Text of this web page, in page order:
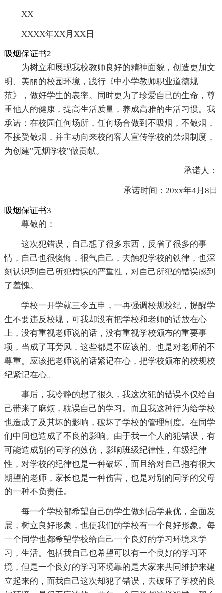
XX
XXXX年XX月XX日
吸烟保证书2
为树立和展现我校教师良好的精神面貌，创造更加文
明、美丽的校园环境，践行《中小学教师职业道德规
范》，做好学生的表率。同时更为了珍爱自已的生命，尊
重他人的健康，提高生活质量，养成高雅的生活习惯。我
承诺：在校园任何场所，任何场合做到不吸烟，不敬烟，
不接受敬烟，并主动向来校的客人宣传学校的禁烟制度，
为创建"无烟学校"做贡献。
承诺人：
承诺时间：20xx年4月8日
吸烟保证书3
尊敬的：
这次犯错误，自己想了很多东西，反省了很多的事
情，自己也很懊悔，很气自己，去触犯学校的铁律，也深
刻认识到自己所犯错误的严重性，对自己所犯的错误感到
了羞愧。
学校一开学就三令五申，一再强调校规校纪，提醒学
生不要违反校规，可我却没有把学校和老师的话放在心
上，没有重视老师说的话，没有重视学校颁布的重要事
项，当成了耳旁风，这些都是不应该的。也是对老师的不
尊重。应该把老师说的话紧记在心，把学校颁布的校规校
纪紧记在心。
事后，我冷静的想了很久，我这次犯的错误不仅给自
己带来了麻烦，耽误自己的学习。而且我这种行为给学校
也造成了及其坏的影响，破坏了学校的管理制度。在同学
们中间也造成了不良的影响。由于我一个人的犯错误，有
可能造成别的同学的效仿，影响班级纪律性，年级纪律
性，对学校的纪律也是一种破坏，而且给对自己抱有很大
期望的老师，家长也是一种伤害，也是对别的同学的父母
的一种不负责任。
每一个学校都希望自己的学生做到品学兼优，全面发
展，树立良好形象，也使我们的学校有一个良好形象。每
一个同学也都希望学校给自己一个良好的学习环境来学
习，生活。包括我自己也希望可以有一个良好的学习环
境，但是一个良好的学习环境靠的是大家来共同维护来建
立起来的，而我自己这次却犯了错误，去破坏了学校的良